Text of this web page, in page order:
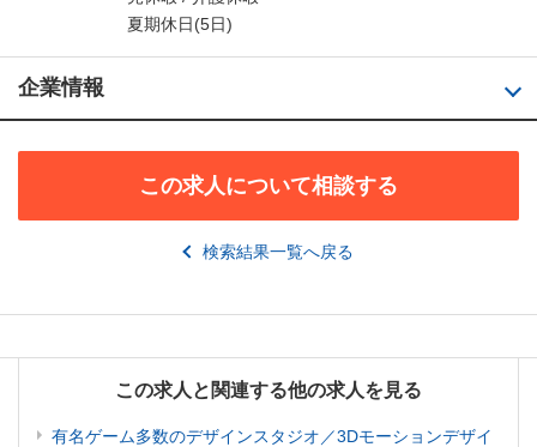
夏期休日(5日)
企業情報
この求人について相談する
検索結果一覧へ戻る
この求人と関連する他の求人を見る
有名ゲーム多数のデザインスタジオ／3Dモーションデザイ